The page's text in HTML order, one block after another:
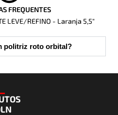
FREQUENTES
LEVE/REFINO - Laranja 5,5"
politriz roto orbital?